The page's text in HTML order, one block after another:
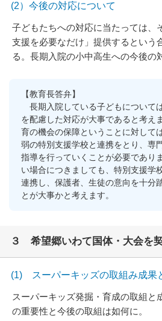
(2）今後の対応について
子どもたちへの対応に当たっては、
支援を必要なだけ」提供するという
る。長期入院の小中高生への今後の
【教育長答弁】
長期入院している子どもについて
を配慮した対応が大事であると考え
育の機会の保障ということに対して
弱の特別支援学校と連携をとり、専
指導を行っていくことが必要であり
い場合につきましても、特別支援学
連携し、保護者、生徒の意向を十分
とが大事かと考えます。
３ 希望郷いわて国体・大会を
(1) スーパーキッズの取組み成果
スーパーキッズ発掘・育成の取組と
の重要性と今後の取組は如何に。